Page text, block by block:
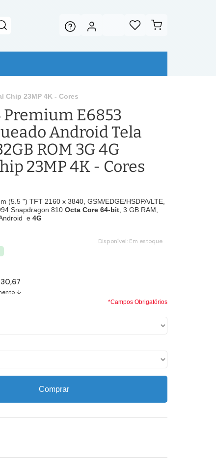
Chip 23MP 4K - Cores
Premium E6853
Android Tela
ROM 3G 4G
23MP 4K - Cores
(5.5 ") TFT 2160 x 3840, GSM/EDGE/HSDPA/LTE,
Snapdragon 810 Octa Core 64-bit, 3 GB RAM,
e 4G
Disponível: Em estoque
↓
*Campos Obrigatórios
Comprar